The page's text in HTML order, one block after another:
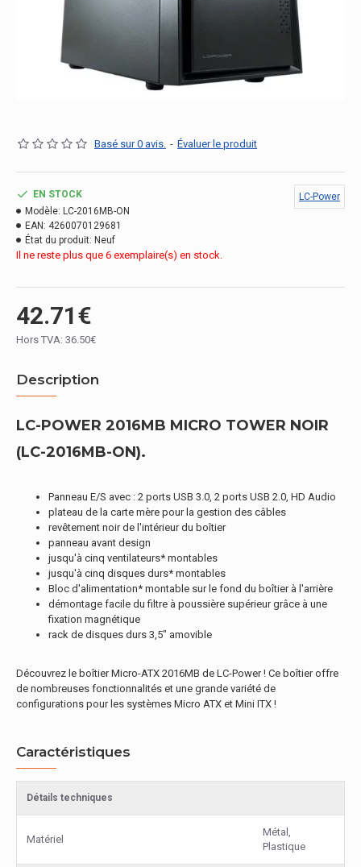
Basé sur 0 avis. - Évaluer le produit
42.71€
Hors TVA: 36.50€
EN STOCK
Modèle: LC-2016MB-ON
EAN: 4260070129681
État du produit: Neuf
LC-Power
Il ne reste plus que 6 exemplaire(s) en stock.
Description
LC-POWER 2016MB MICRO TOWER NOIR
(LC-2016MB-ON).
Panneau E/S avec : 2 ports USB 3.0, 2 ports USB 2.0, HD Audio
plateau de la carte mère pour la gestion des câbles
revêtement noir de l'intérieur du boîtier
panneau avant design
jusqu'à cinq ventilateurs* montables
jusqu'à cinq disques durs* montables
Bloc d'alimentation* montable sur le fond du boîtier à l'arrière
démontage facile du filtre à poussière supérieur grâce à une
fixation magnétique
rack de disques durs 3,5" amovible
Découvrez le boîtier Micro-ATX 2016MB de LC-Power ! Ce boîtier offre
de nombreuses fonctionnalités et une grande variété de
configurations pour les systèmes Micro ATX et Mini ITX !
Caractéristiques
Détails techniques
Matériel
Métal,
Plastique